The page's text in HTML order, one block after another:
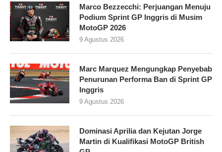
Marco Bezzecchi: Perjuangan Menuju
Podium Sprint GP Inggris di Musim
MotoGP 2026
9 Agustus 2026
Marc Marquez Mengungkap Penyebab
Penurunan Performa Ban di Sprint GP
Inggris
9 Agustus 2026
Dominasi Aprilia dan Kejutan Jorge
Martin di Kualifikasi MotoGP British